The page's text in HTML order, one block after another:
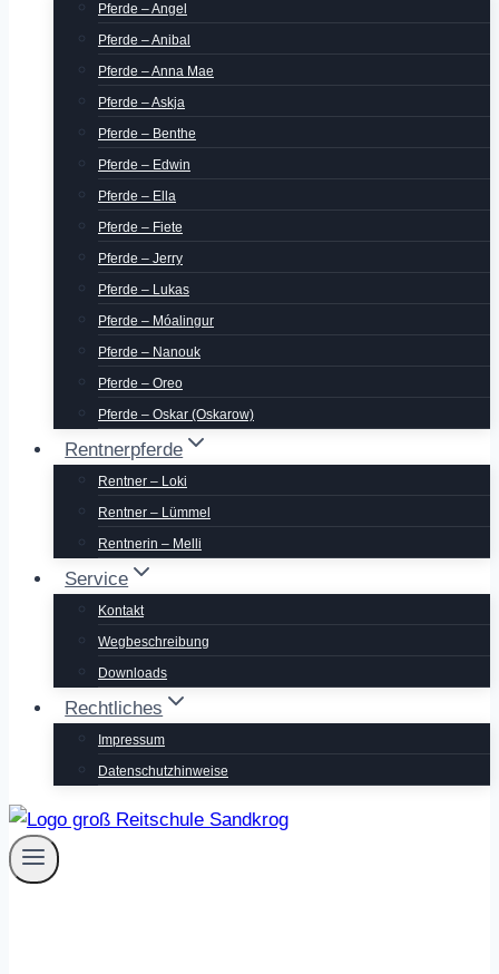
Pferde – Angel
Pferde – Anibal
Pferde – Anna Mae
Pferde – Askja
Pferde – Benthe
Pferde – Edwin
Pferde – Ella
Pferde – Fiete
Pferde – Jerry
Pferde – Lukas
Pferde – Móalingur
Pferde – Nanouk
Pferde – Oreo
Pferde – Oskar (Oskarow)
Rentnerpferde
Rentner – Loki
Rentner – Lümmel
Rentnerin – Melli
Service
Kontakt
Wegbeschreibung
Downloads
Rechtliches
Impressum
Datenschutzhinweise